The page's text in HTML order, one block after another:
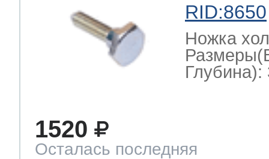
RID:8650
Ножка
Глубина):
1520
Осталась последняя